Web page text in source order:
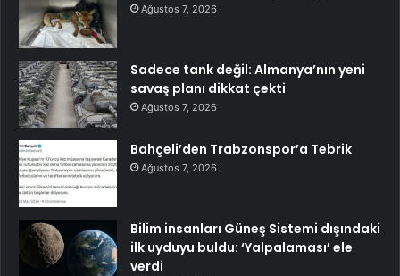
Ağustos 7, 2026
Sadece tank değil: Almanya’nın yeni
savaş planı dikkat çekti
Ağustos 7, 2026
Bahçeli’den Trabzonspor’a Tebrik
Ağustos 7, 2026
Bilim insanları Güneş Sistemi dışındaki
ilk uyduyu buldu: ‘Yalpalaması’ ele
verdi